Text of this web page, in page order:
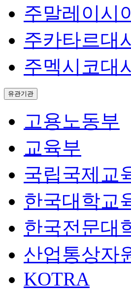
주말레이시
주카타르대
주멕시코대
유관기관
고용노동부
교육부
국립국제교
한국대학교
한국전문대
산업통상자
KOTRA